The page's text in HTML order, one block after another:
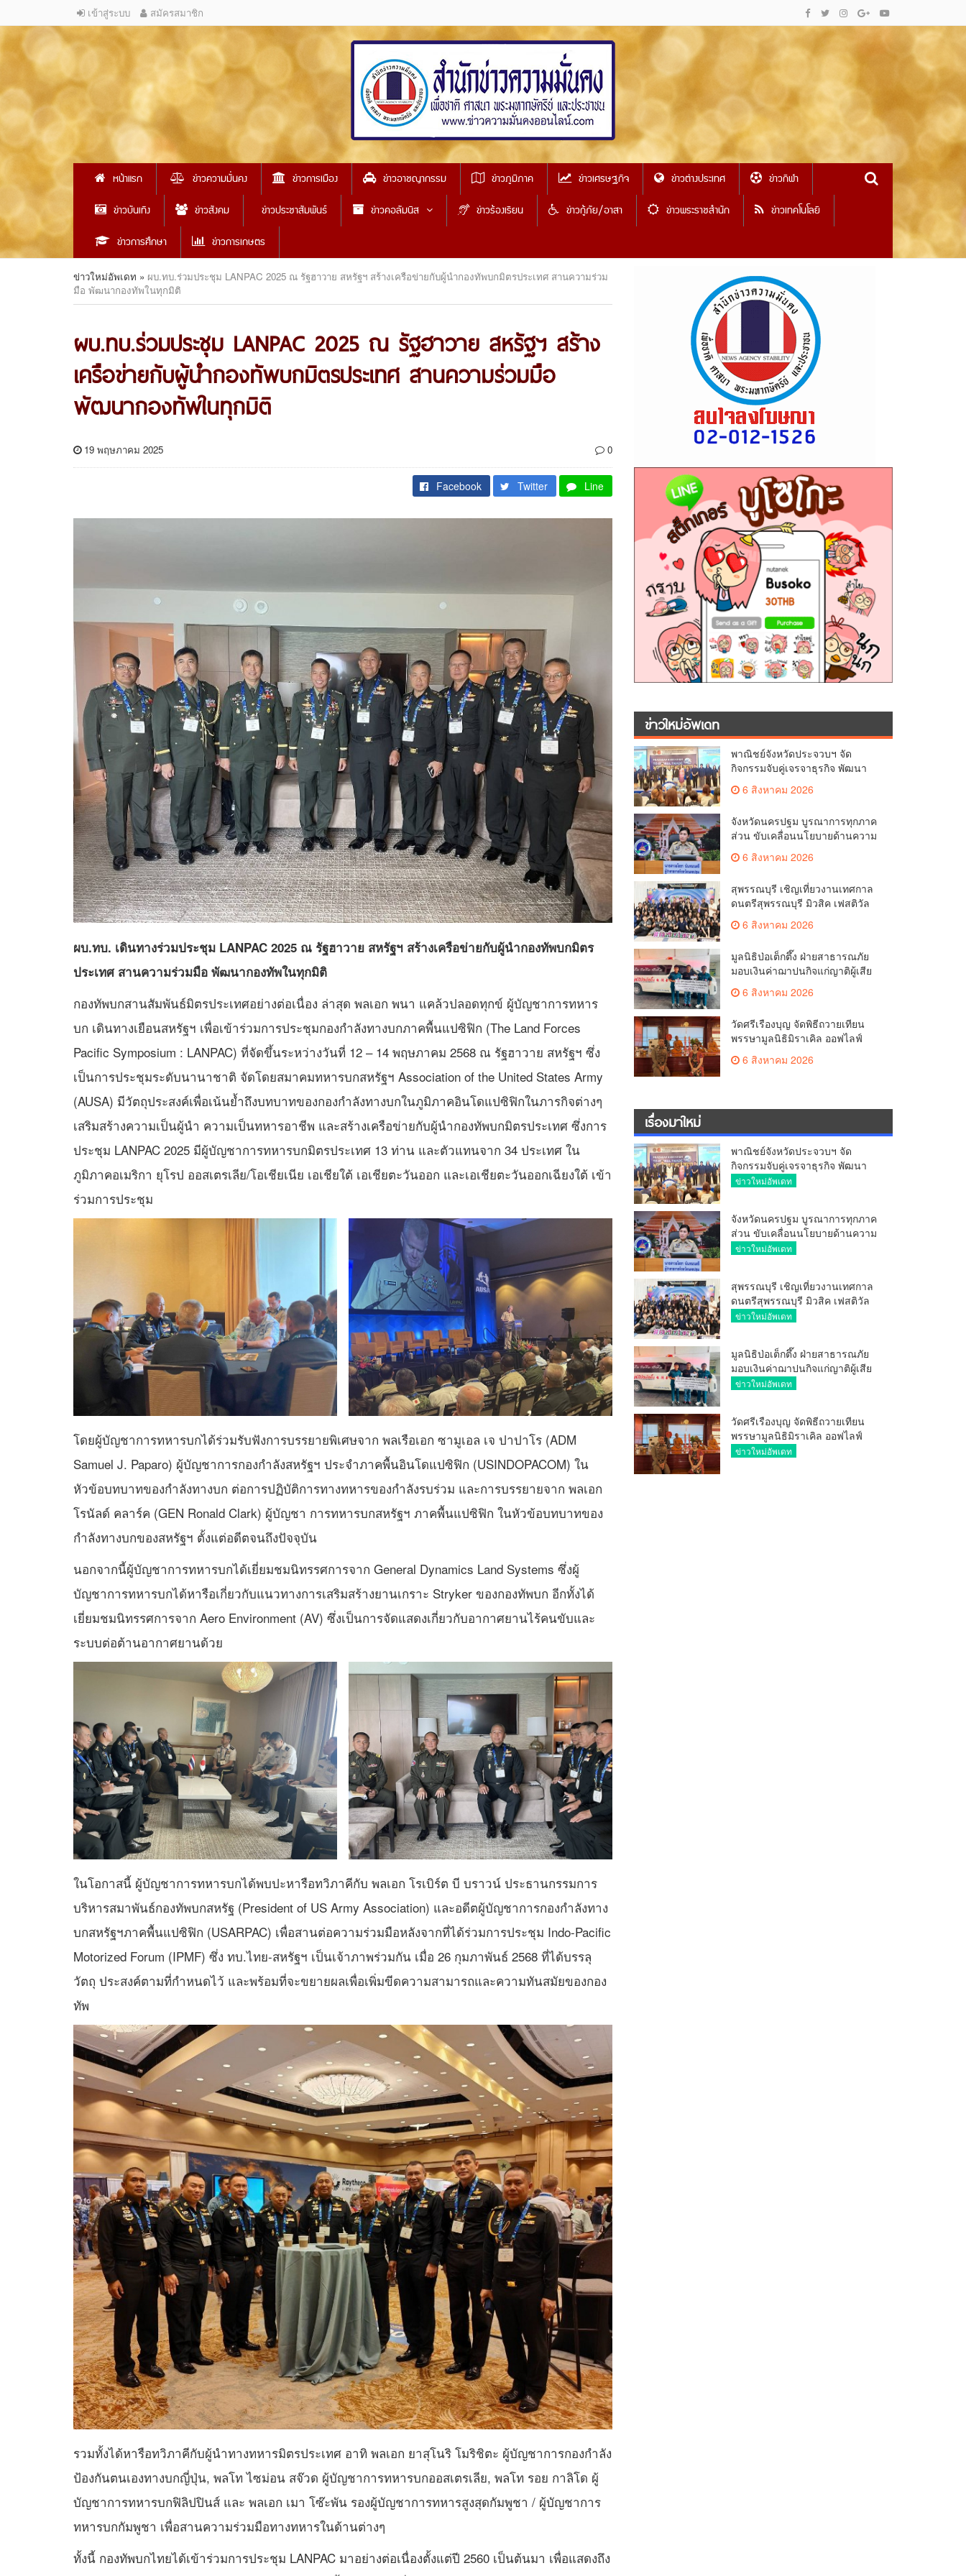
เข้าสู่ระบบ สมัครสมาชิก
หน้าแรก ข่าวความมั่นคง ข่าวการเมือง ข่าวอาชญากรรม ข่าวภูมิภาค ข่าวเศรษฐกิจ ข่าวต่างประเทศ
ข่าวกีฬา
ข่าวบันเทิง
ข่าวสังคม ข่าวประชาสัมพันธ์ ข่าวคอลัมนิส ข่าวร้องเรียน ข่าวกู้ภัย/อาสา ข่าวพระราชสำนัก
ข่าวเทคโนโลยี
ข่าวการศึกษา
ข่าวการเกษตร
ข่าวใหม่อัพเดท » ผบ.ทบ.ร่วมประชุม LANPAC 2025 ณ รัฐฮาวาย สหรัฐฯ สร้างเครือข่ายกับผู้นำกองทัพบกมิตรประเทศ สานความร่วม
มือ พัฒนากองทัพในทุกมิติ
ผบ.ทบ.ร่วมประชุม LANPAC 2025 ณ รัฐฮาวาย สหรัฐฯ สร้าง
เครือข่ายกับผู้นำกองทัพบกมิตรประเทศ สานความร่วมมือ
พัฒนากองทัพในทุกมิติ
19 พฤษภาคม 2025 0
Facebook Twitter Line
ผบ.ทบ. เดินทางร่วมประชุม LANPAC 2025 ณ รัฐฮาวาย สหรัฐฯ สร้างเครือข่ายกับผู้นำกองทัพบกมิตร
ประเทศ สานความร่วมมือ พัฒนากองทัพในทุกมิติ
กองทัพบกสานสัมพันธ์มิตรประเทศอย่างต่อเนื่อง ล่าสุด พลเอก พนา แคล้วปลอดทุกข์ ผู้บัญชาการทหาร
บก เดินทางเยือนสหรัฐฯ เพื่อเข้าร่วมการประชุมกองกำลังทางบกภาคพื้นแปซิฟิก (The Land Forces
Pacific Symposium : LANPAC) ที่จัดขึ้นระหว่างวันที่ 12 – 14 พฤษภาคม 2568 ณ รัฐฮาวาย สหรัฐฯ ซึ่ง
เป็นการประชุมระดับนานาชาติ จัดโดยสมาคมทหารบกสหรัฐฯ Association of the United States Army
(AUSA) มีวัตถุประสงค์เพื่อเน้นย้ำถึงบทบาทของกองกำลังทางบกในภูมิภาคอินโดแปซิฟิกในภารกิจต่างๆ
เสริมสร้างความเป็นผู้นำ ความเป็นทหารอาชีพ และสร้างเครือข่ายกับผู้นำกองทัพบกมิตรประเทศ ซึ่งการ
ประชุม LANPAC 2025 มีผู้บัญชาการทหารบกมิตรประเทศ 13 ท่าน และตัวแทนจาก 34 ประเทศ ใน
ภูมิภาคอเมริกา ยุโรป ออสเตรเลีย/โอเชียเนีย เอเชียใต้ เอเชียตะวันออก และเอเชียตะวันออกเฉียงใต้ เข้า
ร่วมการประชุม
โดยผู้บัญชาการทหารบกได้ร่วมรับฟังการบรรยายพิเศษจาก พลเรือเอก ซามูเอล เจ ปาปาโร (ADM
Samuel J. Paparo) ผู้บัญชาการกองกำลังสหรัฐฯ ประจำภาคพื้นอินโดแปซิฟิก (USINDOPACOM) ใน
หัวข้อบทบาทของกำลังทางบก ต่อการปฏิบัติการทางทหารของกำลังรบร่วม และการบรรยายจาก พลเอก
โรนัลด์ คลาร์ค (GEN Ronald Clark) ผู้บัญชา การทหารบกสหรัฐฯ ภาคพื้นแปซิฟิก ในหัวข้อบทบาทของ
กำลังทางบกของสหรัฐฯ ตั้งแต่อดีตจนถึงปัจจุบัน
นอกจากนี้ผู้บัญชาการทหารบกได้เยี่ยมชมนิทรรศการจาก General Dynamics Land Systems ซึ่งผู้
บัญชาการทหารบกได้หารือเกี่ยวกับแนวทางการเสริมสร้างยานเกราะ Stryker ของกองทัพบก อีกทั้งได้
เยี่ยมชมนิทรรศการจาก Aero Environment (AV) ซึ่งเป็นการจัดแสดงเกี่ยวกับอากาศยานไร้คนขับและ
ระบบต่อต้านอากาศยานด้วย
ในโอกาสนี้ ผู้บัญชาการทหารบกได้พบปะหารือทวิภาคีกับ พลเอก โรเบิร์ต บี บราวน์ ประธานกรรมการ
บริหารสมาพันธ์กองทัพบกสหรัฐ (President of US Army Association) และอดีตผู้บัญชาการกองกำลังทาง
บกสหรัฐฯภาคพื้นแปซิฟิก (USARPAC) เพื่อสานต่อความร่วมมือหลังจากที่ได้ร่วมการประชุม Indo-Pacific
Motorized Forum (IPMF) ซึ่ง ทบ.ไทย-สหรัฐฯ เป็นเจ้าภาพร่วมกัน เมื่อ 26 กุมภาพันธ์ 2568 ที่ได้บรรลุ
วัตถุ ประสงค์ตามที่กำหนดไว้ และพร้อมที่จะขยายผลเพื่อเพิ่มขีดความสามารถและความทันสมัยของกอง
ทัพ
รวมทั้งได้หารือทวิภาคีกับผู้นำทางทหารมิตรประเทศ อาทิ พลเอก ยาสุโนริ โมริชิตะ ผู้บัญชาการกองกำลัง
ป้องกันตนเองทางบกญี่ปุ่น, พลโท ไซม่อน สจ๊วด ผู้บัญชาการทหารบกออสเตรเลีย, พลโท รอย กาลิโด ผู้
บัญชาการทหารบกฟิลิปปินส์ และ พลเอก เมา โซ๊ะพัน รองผู้บัญชาการทหารสูงสุดกัมพูชา / ผู้บัญชาการ
ทหารบกกัมพูชา เพื่อสานความร่วมมือทางทหารในด้านต่างๆ
ทั้งนี้ กองทัพบกไทยได้เข้าร่วมการประชุม LANPAC มาอย่างต่อเนื่องตั้งแต่ปี 2560 เป็นต้นมา เพื่อแสดงถึง
ข่าวใหม่อัพเดท
พาณิชย์จังหวัดประจวบฯ จัด
กิจกรรมจับคู่เจรจาธุรกิจ พัฒนา
ศักยภาพ ผู้ประกอบการ ขยายช่อง
ทางการค้า สู่การค้าระหว่าง
6 สิงหาคม 2026
จังหวัดนครปฐม บูรณาการทุกภาค
ส่วน ขับเคลื่อนนโยบายด้านความ
มั่นคง ยกระดับการป้องกัน
อาชญากรรมทางเทคโนโลยี
6 สิงหาคม 2026
สุพรรณบุรี เชิญเที่ยวงานเทศกาล
ดนตรีสุพรรณบุรี มิวสิค เฟสติวัล
มันส์ เหน่อมาก
6 สิงหาคม 2026
มูลนิธิป่อเต็กตึ๊ง ฝ่ายสาธารณภัย
มอบเงินค่าฌาปนกิจแก่ญาติผู้เสีย
ชีวิต จากเหตุเพลิงไหม้ โรงเบียร์ ณ
ลาดพร้าว จำนวน 20,000 บาท
6 สิงหาคม 2026
วัดศรีเรืองบุญ จัดพิธีถวายเทียน
พรรษามูลนิธิมิราเคิล ออฟไลฟ์
ประจำปี 2569 พล.ต.ต.ศิริวัฒน์
ดีพอ ให้เกียรติเป็นประธาน
6 สิงหาคม 2026
เรื่องมาใหม่
พาณิชย์จังหวัดประจวบฯ จัด
กิจกรรมจับคู่เจรจาธุรกิจ พัฒนา
ศักยภาพ ผู้ประกอบการ ขยายช่อง
ข่าวใหม่อัพเดท
จังหวัดนครปฐม บูรณาการทุกภาค
ส่วน ขับเคลื่อนนโยบายด้านความ
มั่นคง ยกระดับการป้องกัน
ข่าวใหม่อัพเดท
สุพรรณบุรี เชิญเที่ยวงานเทศกาล
ดนตรีสุพรรณบุรี มิวสิค เฟสติวัล
มันส์ เหน่อมาก
ข่าวใหม่อัพเดท
มูลนิธิป่อเต็กตึ๊ง ฝ่ายสาธารณภัย
มอบเงินค่าฌาปนกิจแก่ญาติผู้เสีย
ชีวิต จากเหตุเพลิงไหม้ โรงเบียร์ ณ
ข่าวใหม่อัพเดท
วัดศรีเรืองบุญ จัดพิธีถวายเทียน
พรรษามูลนิธิมิราเคิล ออฟไลฟ์
ประจำปี 2569 พล.ต.ต.ศิริวัฒน์
ข่าวใหม่อัพเดท